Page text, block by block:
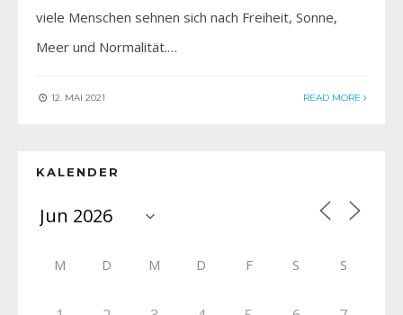
viele Menschen sehnen sich nach Freiheit, Sonne,
Meer und Normalität.…
12. MAI 2021 READ MORE
KALENDER
M D M D F S S